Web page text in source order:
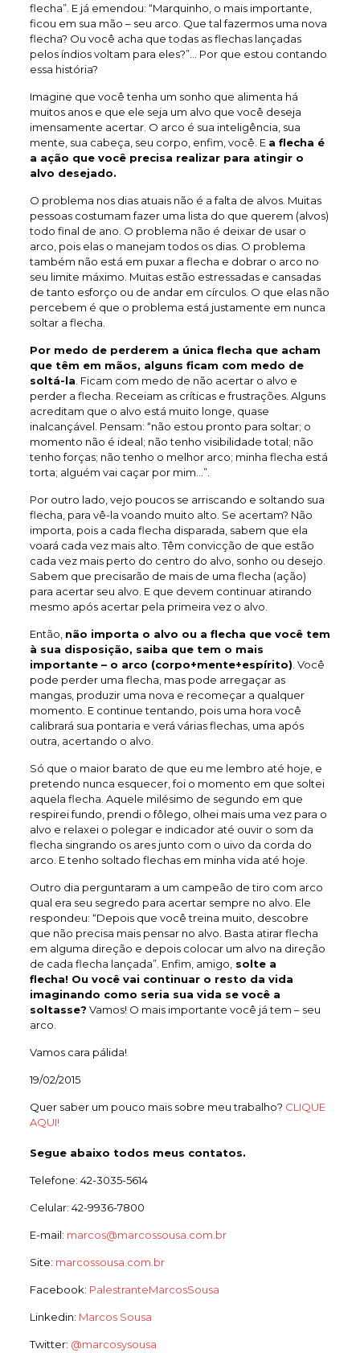
flecha”. E já emendou: “Marquinho, o mais importante,
ficou em sua mão – seu arco. Que tal fazermos uma nova
flecha? Ou você acha que todas as flechas lançadas
pelos índios voltam para eles?”… Por que estou contando
essa história?
Imagine que você tenha um sonho que alimenta há
muitos anos e que ele seja um alvo que você deseja
imensamente acertar. O arco é sua inteligência, sua
mente, sua cabeça, seu corpo, enfim, você. E a flecha é
a ação que você precisa realizar para atingir o
alvo desejado.
O problema nos dias atuais não é a falta de alvos. Muitas
pessoas costumam fazer uma lista do que querem (alvos)
todo final de ano. O problema não é deixar de usar o
arco, pois elas o manejam todos os dias. O problema
também não está em puxar a flecha e dobrar o arco no
seu limite máximo. Muitas estão estressadas e cansadas
de tanto esforço ou de andar em círculos. O que elas não
percebem é que o problema está justamente em nunca
soltar a flecha.
Por medo de perderem a única flecha que acham
que têm em mãos, alguns ficam com medo de
soltá-la . Ficam com medo de não acertar o alvo e
perder a flecha. Receiam as críticas e frustrações. Alguns
acreditam que o alvo está muito longe, quase
inalcançável. Pensam: “não estou pronto para soltar; o
momento não é ideal; não tenho visibilidade total; não
tenho forças; não tenho o melhor arco; minha flecha está
torta; alguém vai caçar por mim…”.
Por outro lado, vejo poucos se arriscando e soltando sua
flecha, para vê-la voando muito alto. Se acertam? Não
importa, pois a cada flecha disparada, sabem que ela
voará cada vez mais alto. Têm convicção de que estão
cada vez mais perto do centro do alvo, sonho ou desejo.
Sabem que precisarão de mais de uma flecha (ação)
para acertar seu alvo. E que devem continuar atirando
mesmo após acertar pela primeira vez o alvo.
Então, não importa o alvo ou a flecha que você tem
à sua disposição, saiba que tem o mais
importante – o arco (corpo+mente+espírito) . Você
pode perder uma flecha, mas pode arregaçar as
mangas, produzir uma nova e recomeçar a qualquer
momento. E continue tentando, pois uma hora você
calibrará sua pontaria e verá várias flechas, uma após
outra, acertando o alvo.
Só que o maior barato de que eu me lembro até hoje, e
pretendo nunca esquecer, foi o momento em que soltei
aquela flecha. Aquele milésimo de segundo em que
respirei fundo, prendi o fôlego, olhei mais uma vez para o
alvo e relaxei o polegar e indicador até ouvir o som da
flecha singrando os ares junto com o uivo da corda do
arco. E tenho soltado flechas em minha vida até hoje.
Outro dia perguntaram a um campeão de tiro com arco
qual era seu segredo para acertar sempre no alvo. Ele
respondeu: “Depois que você treina muito, descobre
que não precisa mais pensar no alvo. Basta atirar flecha
em alguma direção e depois colocar um alvo na direção
de cada flecha lançada”. Enfim, amigo, solte a
flecha! Ou você vai continuar o resto da vida
imaginando como seria sua vida se você a
soltasse? Vamos! O mais importante você já tem – seu
arco.
Vamos cara pálida!
19/02/2015
Quer saber um pouco mais sobre meu trabalho? CLIQUE
AQUI!
Segue abaixo todos meus contatos.
Telefone: 42-3035-5614
Celular: 42-9936-7800
E-mail: marcos@marcossousa.com.br
Site: marcossousa.com.br
Facebook: PalestranteMarcosSousa
Linkedin: Marcos Sousa
Twitter: @marcosysousa